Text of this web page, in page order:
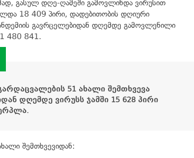
გასულ დღე-ღამეში გამოვლინდა ვირუსით
18 409 პირი, დადებითობის დღიური
გავრცელებიდან დღემდე გამოვლენილი
480 841.
51 ახალი შემთხვევა
დღემდე ვირუსს ჯამში 15 628 პირი
შემთხვევიდან: